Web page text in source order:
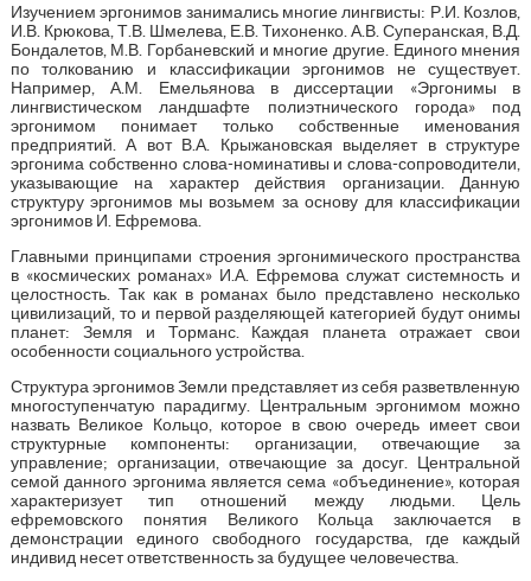
Изучением эргонимов занимались многие лингвисты: Р.И. Козлов,
И.В. Крюкова, Т.В. Шмелева, Е.В. Тихоненко. А.В. Суперанская, В.Д.
Бондалетов, М.В. Горбаневский и многие другие. Единого мнения
по толкованию и классификации эргонимов не существует.
Например, А.М. Емельянова в диссертации «Эргонимы в
лингвистическом ландшафте полиэтнического города» под
эргонимом понимает только собственные именования
предприятий. А вот В.А. Крыжановская выделяет в структуре
эргонима собственно слова-номинативы и слова-сопроводители,
указывающие на характер действия организации. Данную
структуру эргонимов мы возьмем за основу для классификации
эргонимов И. Ефремова.
Главными принципами строения эргонимического пространства
в «космических романах» И.А. Ефремова служат системность и
целостность. Так как в романах было представлено несколько
цивилизаций, то и первой разделяющей категорией будут онимы
планет: Земля и Торманс. Каждая планета отражает свои
особенности социального устройства.
Структура эргонимов Земли представляет из себя разветвленную
многоступенчатую парадигму. Центральным эргонимом можно
назвать Великое Кольцо, которое в свою очередь имеет свои
структурные компоненты: организации, отвечающие за
управление; организации, отвечающие за досуг. Центральной
семой данного эргонима является сема «объединение», которая
характеризует тип отношений между людьми. Цель
ефремовского понятия Великого Кольца заключается в
демонстрации единого свободного государства, где каждый
индивид несет ответственность за будущее человечества.